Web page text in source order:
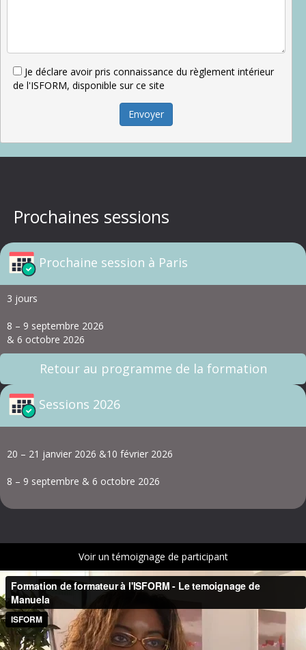
de l'ISFORM, disponible sur ce site
Envoyer
Prochaines sessions
Prochaine session à Paris
3 jours
8 – 9 septembre 2026
& 6 octobre 2026
Retour au programme de la formation
Sessions 2026
20 – 21 janvier 2026 &10 février 2026
8 – 9 septembre & 6 octobre 2026
Voir un témoignage de participant